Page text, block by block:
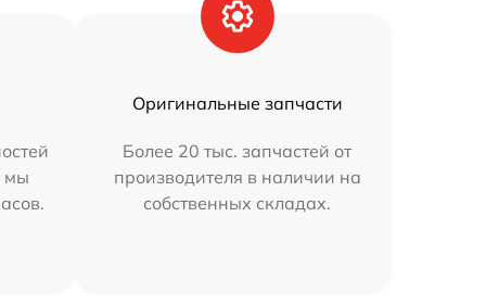
мы
Оригинальные запчасти
Более 20 тыс. запчастей от
производителя в наличии на
собственных складах.